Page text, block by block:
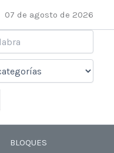
07 de agosto de 2026
BLOQUES